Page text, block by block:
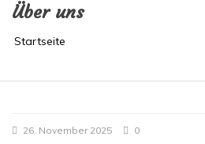
Über uns
Startseite
26. November 2025 0